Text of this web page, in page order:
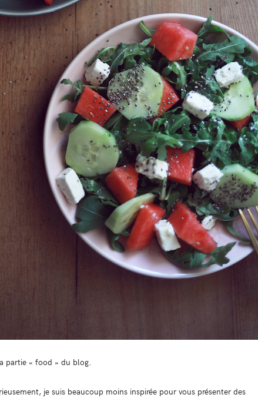
partie « food » du blog.
je suis beaucoup moins inspirée pour vous présenter des